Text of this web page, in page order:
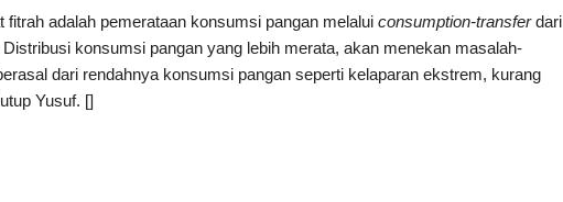
fitrah adalah pemerataan konsumsi pangan melalui consumption-transferdari
konsumsi pangan yang lebih merata, akan menekan masalah-
dari rendahnya konsumsi pangan seperti kelaparan ekstrem, kurang
Yusuf. []